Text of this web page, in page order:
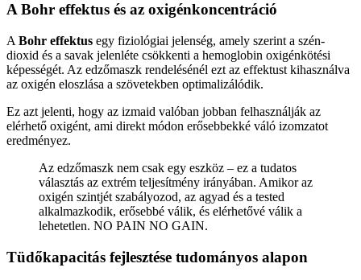
A Bohr effektus és az oxigénkoncentráció
A Bohr effektus egy fiziológiai jelenség, amely szerint a szén-
dioxid és a savak jelenléte csökkenti a hemoglobin oxigénkötési
képességét. Az edzőmaszk rendelésénél ezt az effektust kihasználva
az oxigén eloszlása a szövetekben optimalizálódik.
Ez azt jelenti, hogy az izmaid valóban jobban felhasználják az
elérhető oxigént, ami direkt módon erősebbekké váló izomzatot
eredményez.
Az edzőmaszk nem csak egy eszköz – ez a tudatos
választás az extrém teljesítmény irányában. Amikor az
oxigén szintjét szabályozod, az agyad és a tested
alkalmazkodik, erősebbé válik, és elérhetővé válik a
lehetetlen. NO PAIN NO GAIN.
Tüdőkapacitás fejlesztése tudományos alapon